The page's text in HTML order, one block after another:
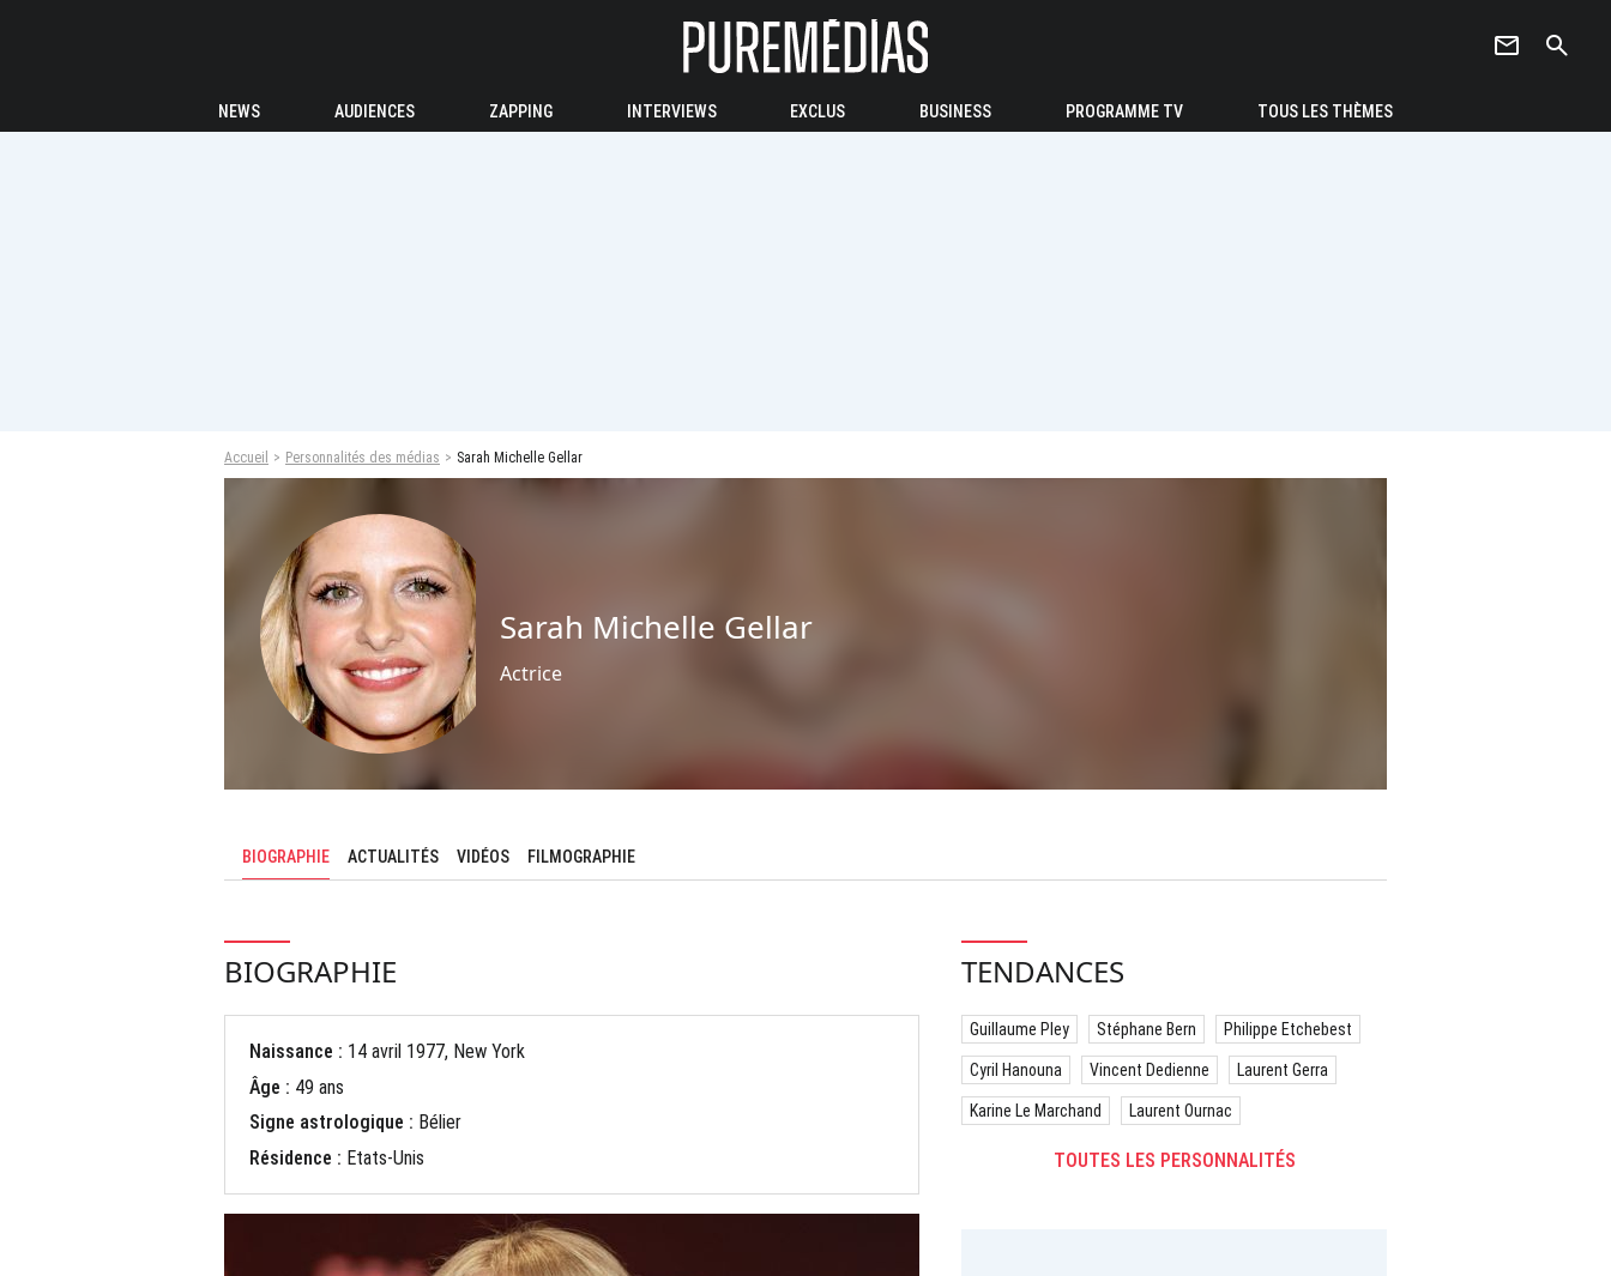
newsletter search
NEWS AUDIENCES ZAPPING INTERVIEWS EXCLUS BUSINESS PROGRAMME TV TOUS LES THÈMES
Accueil Personnalités des médias Sarah Michelle Gellar
Sarah Michelle Gellar
Actrice
BIOGRAPHIE ACTUALITÉS VIDÉOS FILMOGRAPHIE
BIOGRAPHIE
Naissance : 14 avril 1977, New York
Âge : 49 ans
Signe astrologique : Bélier
Résidence : Etats-Unis
TENDANCES
Guillaume Pley Stéphane Bern Philippe Etchebest
Cyril Hanouna Vincent Dedienne Laurent Gerra
Karine Le Marchand Laurent Ournac
TOUTES LES PERSONNALITÉS